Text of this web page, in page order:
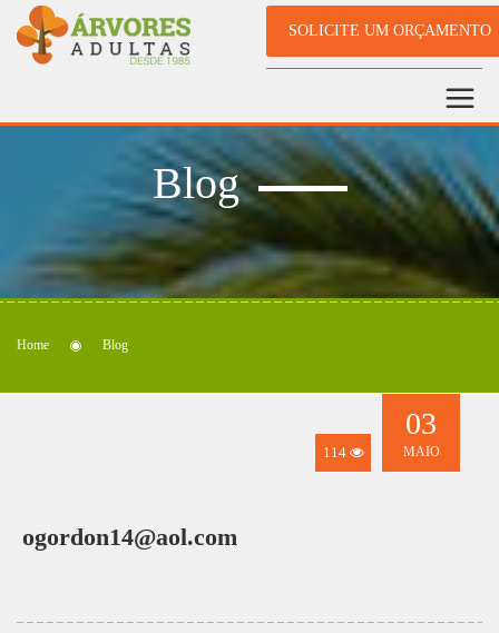
SOLICITE UM ORÇAMENTO
Blog
Home Blog
114
03
MAIO
ogordon14@aol.com